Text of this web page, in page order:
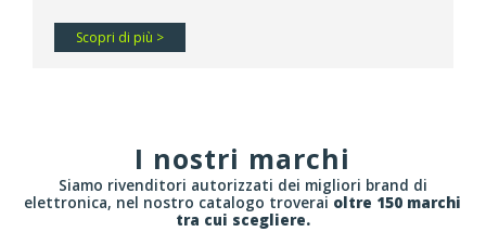
Scopri di più >
I nostri marchi
Siamo rivenditori autorizzati dei migliori brand di
elettronica, nel nostro catalogo troverai oltre 150 marchi
tra cui scegliere.